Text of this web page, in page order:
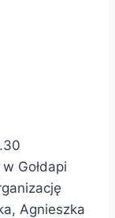
Gołdapi
Agnieszka